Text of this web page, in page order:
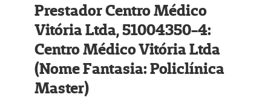
Prestador Centro Médico
Vitória Ltda, 51004350-4:
Centro Médico Vitória Ltda
(Nome Fantasia: Policlínica
Master)